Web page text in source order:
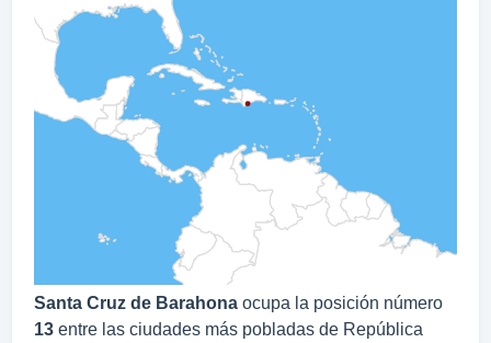
Santa Cruz de Barahona ocupa la posición número
13 entre las ciudades más pobladas de República